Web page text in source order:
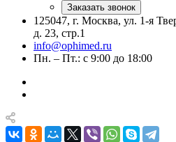
Заказать звонок
125047, г. Москва, ул. 1-я
д. 23, стр.1
info@ophimed.ru
Пн. – Пт.: с 9:00 до 18:00